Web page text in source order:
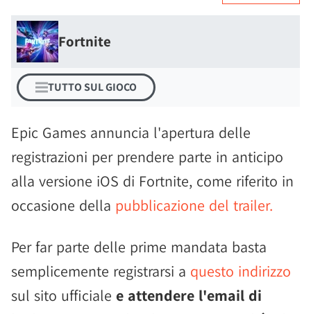
Fortnite
TUTTO SUL GIOCO
Epic Games annuncia l'apertura delle
registrazioni per prendere parte in anticipo
alla versione iOS di Fortnite, come riferito in
occasione della pubblicazione del trailer.
Per far parte delle prime mandata basta
semplicemente registrarsi a questo indirizzo
sul sito ufficiale e attendere l'email di